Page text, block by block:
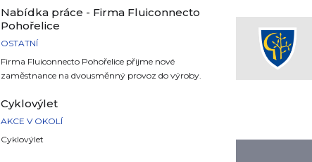
Nabídka práce - Firma Fluiconnecto
Pohořelice
OSTATNÍ
Firma Fluiconnecto Pohořelice přijme nové
zaměstnance na dvousměnný provoz do výroby.
Cyklovýlet
AKCE V OKOLÍ
Cyklovýlet